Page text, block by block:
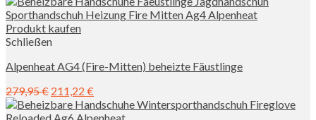
Produkt kaufen
Schließen
Alpenheat AG4 (Fire-Mitten) beheizte Fäustlinge
279,95€ 211,22 €